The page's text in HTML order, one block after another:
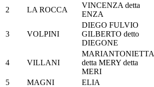
2 LA ROCCA
VINCENZA detta
ENZA
3 VOLPINI
DIEGO FULVIO
GILBERTO detto
DIEGONE
4 VILLANI
MARIANTONIETTA
detta MERY detta
MERI
5 MAGNI ELIA